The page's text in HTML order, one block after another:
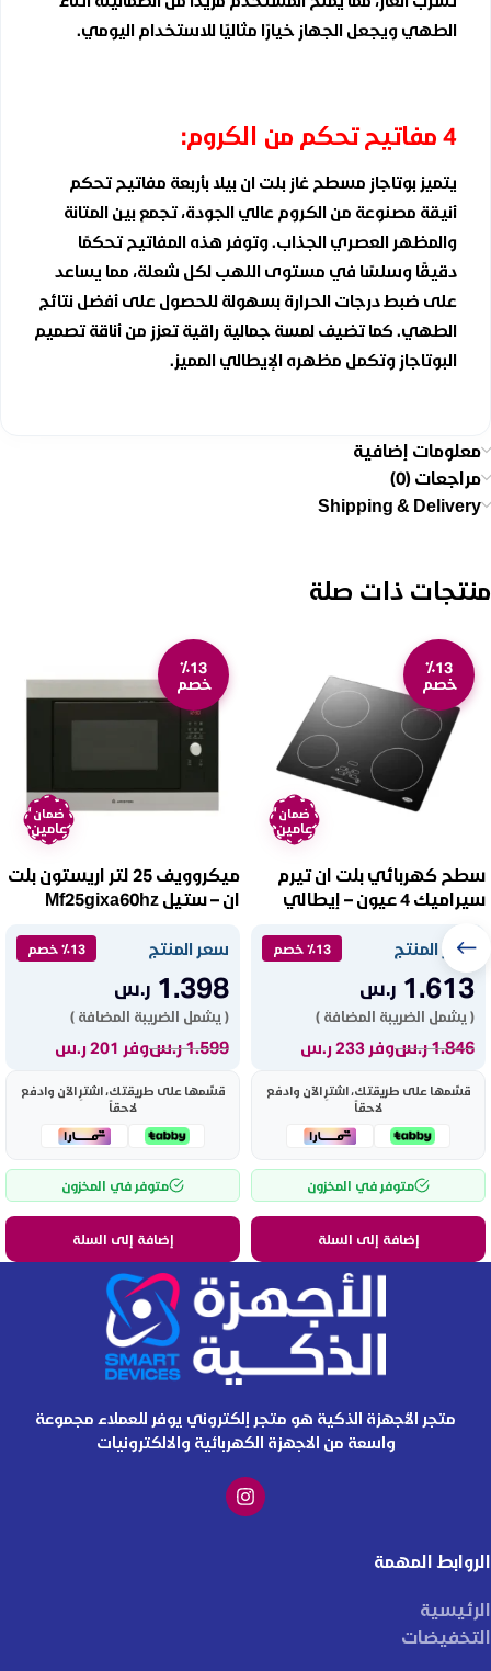
الطهي ويجعل الجهاز خيارًا مثاليًا للاستخدام اليومي.
4 مفاتيح تحكم من الكروم:
يتميز بوتاجاز مسطح غاز بلت ان بيلا بأربعة مفاتيح تحكم
أنيقة مصنوعة من الكروم عالي الجودة، تجمع بين المتانة
والمظهر العصري الجذاب. وتوفر هذه المفاتيح تحكمًا
دقيقًا وسلسًا في مستوى اللهب لكل شعلة، مما يساعد
على ضبط درجات الحرارة بسهولة للحصول على أفضل نتائج
الطهي. كما تضيف لمسة جمالية راقية تعزز من أناقة تصميم
البوتاجاز وتكمل مظهره الإيطالي المميز.
معلومات إضافية
مراجعات (0)
Shipping & Delivery
منتجات ذات صلة
٪13
خصم
ضمان
عامين
سطح كهربائي بلت ان تيرم
سيراميك 4 عيون – إيطالي
سعر المنتج ٪13 خصم
1.613 ر.س
( يشمل الضريبة المضافة )
1.846ر.سوفر 233 ر.س
قسّمها على طريقتك، اشترِ الآن وادفع
لاحقاً
متوفر في المخزون
إضافة إلى السلة
٪13
خصم
ضمان
عامين
ميكروويف 25 لتر اريستون بلت
ان – ستيل Mf25gixa60hz
سعر المنتج ٪13 خصم
1.398 ر.س
( يشمل الضريبة المضافة )
1.599ر.سوفر 201 ر.س
قسّمها على طريقتك، اشترِ الآن وادفع
لاحقاً
متوفر في المخزون
إضافة إلى السلة
متجر الأجهزة الذكية هو متجر إلكتروني يوفر للعملاء مجموعة
واسعة من الاجهزة الكهربائية والالكترونيات
الروابط المهمة
الرئيسية
التخفيضات